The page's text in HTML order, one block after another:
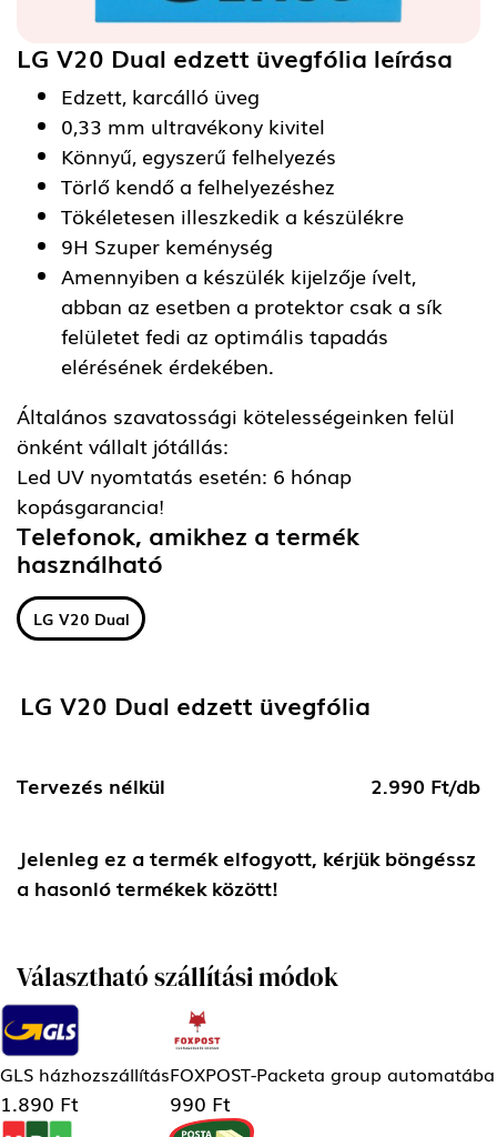
LG V20 Dual edzett üvegfólia leírása
Edzett, karcálló üveg
0,33 mm ultravékony kivitel
Könnyű, egyszerű felhelyezés
Törlő kendő a felhelyezéshez
Tökéletesen illeszkedik a készülékre
9H Szuper keménység
Amennyiben a készülék kijelzője ívelt,
abban az esetben a protektor csak a sík
felületet fedi az optimális tapadás
elérésének érdekében.
Általános szavatossági kötelességeinken felül
önként vállalt jótállás:
Led UV nyomtatás esetén: 6 hónap
kopásgarancia!
Telefonok, amikhez a termék
használható
LG V20 Dual
LG V20 Dual edzett üvegfólia
Tervezés nélkül 2.990 Ft/db
Jelenleg ez a termék elfogyott, kérjük böngéssz
a hasonló termékek között!
Választható szállítási módok
GLS házhozszállítás
1.890 Ft
FOXPOST-Packeta group automatába
990 Ft